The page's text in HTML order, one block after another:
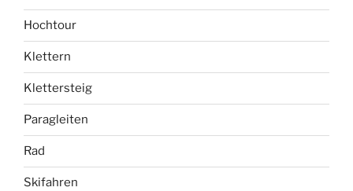
Hochtour
Klettern
Klettersteig
Paragleiten
Rad
Skifahren